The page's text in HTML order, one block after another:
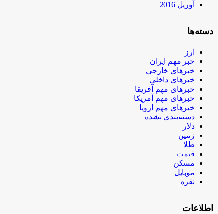
آوریل 2016
دسته‌ها
ارز
خبر مهم ایران
خبرهای خارجی
خبرهای داخلی
خبرهای مهم آفریقا
خبرهای مهم آمریکا
خبرهای مهم اروپا
دسته‌بندی نشده
دلار
زمین
طلا
قیمت
مسکن
موبایل
نقره
اطلاعات